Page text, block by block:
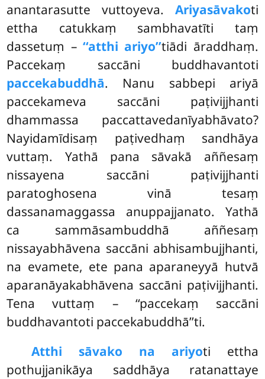
anantarasutte vuttoyeva. Ariyasāvakoti
ettha catukkaṃ sambhavatīti taṃ
dassetuṃ – ‘‘atthi ariyo’’tiādi āraddhaṃ.
Paccekaṃ saccāni buddhavantoti
paccekabuddhā. Nanu sabbepi ariyā
paccekameva saccāni paṭivijjhanti
dhammassa paccattavedanīyabhāvato?
Nayidamīdisaṃ paṭivedhaṃ sandhāya
vuttaṃ. Yathā pana sāvakā aññesaṃ
nissayena saccāni paṭivijjhanti
paratoghosena vinā tesaṃ
dassanamaggassa anuppajjanato. Yathā
ca sammāsambuddhā aññesaṃ
nissayabhāvena saccāni abhisambujjhanti,
na evamete, ete pana aparaneyyā hutvā
aparanāyakabhāvena saccāni paṭivijjhanti.
Tena vuttaṃ – ‘‘paccekaṃ saccāni
buddhavantoti paccekabuddhā’’ti.
Atthi sāvako na ariyoti ettha
pothujjanikāya saddhāya ratanattaye